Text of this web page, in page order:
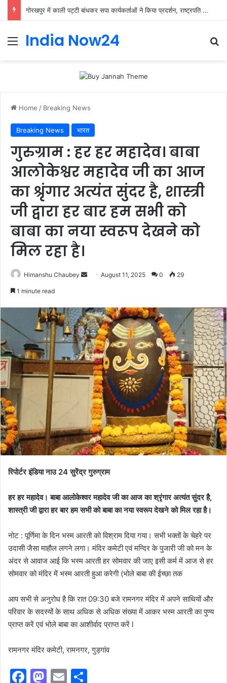
गोरखपुर में काली पट्टी बांधकर सपा कार्यकर्ताओं ने किया प्रदर्शन, राष्ट्रपति को भेजा ज्ञापन
India Now24
Home / Breaking News
Breaking News भारत
गुरुग्राम : हर हर महादेव। बाबा
आलोकेश्वर महादेव जी का आज
का श्रृंगार अत्यंत सुंदर है, शास्त्री
जी द्वारा हर बार हम सभी को
बाबा का नया स्वरूप देखने को
मिल रहा है।
Himanshu Chaubey August 11, 2025 0 29
1 minute read
रिपोर्टर इंडिया नाउ 24 सुरेंद्र गुरुग्राम
हर हर महादेव। बाबा आलोकेश्वर महादेव जी का आज का श्रृंगार अत्यंत सुंदर है,
शास्त्री जी द्वारा हर बार हम सभी को बाबा का नया स्वरूप देखने को मिल रहा है।
नोट : पूर्णिमा के दिन भस्म आरती को विश्राम दिया गया। सभी भक्तों के चेहरे पर
उदासी जैसा माहौल लगने लगा। मंदिर कमेटी एवं मन्दिर के पुजारी जी को मन के
अंदर से आवाज आई कि भस्म आरती हर सोमवार की जाए इसी कर्म में आज से हर
सोमवार को मंदिर में भस्म आरती हुआ करेगी (भोले बाबा की ईच्छा तक
आप सभी से अनुरोध है कि रात 09:30 बजे रामनगर मंदिर में अपने साथियों और
परिवार के सदस्यों के साथ अधिक से अधिक संख्या में आकर भस्म आरती का पुण्य
प्राप्त करें एवं भोले बाबा का आशीर्वाद प्राप्त करें l
रामनगर मंदिर कमेटी, रामनगर, गुड़गांव
F
M E